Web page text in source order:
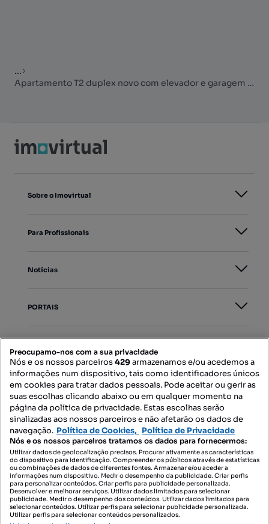
...
Apartamento T2 duplex novo com elevador e garagem em Ponte de Lima
Sobre o Imovirtual
Para Profissionais
Notícias
PORTAIS
Contacte-nos
SIGA-NOS:
DESCARREGAR NA:
Preocupamo-nos com a sua privacidade
Nós e os nossos parceiros429armazenamos e/ou acedemos a
informações num dispositivo, tais como identificadores únicos
em cookies para tratar dados pessoais. Pode aceitar ou gerir as
suas escolhas clicando abaixo ou em qualquer momento na
página da política de privacidade. Estas escolhas serão
sinalizadas aos nossos parceiros e não afetarão os dados de
navegação. Política de Cookies, Política de Privacidade
Nós e os nossos parceiros tratamos os dados para fornecermos:
Utilizar dados de geolocalização precisos. Procurar ativamente as características
do dispositivo para identificação. Compreender os públicos através de estatísticas
ou combinações de dados de diferentes fontes. Armazenar e/ou aceder a
informações num dispositivo. Medir o desempenho da publicidade. Criar perfis
para personalizar conteúdos. Criar perfis para publicidade personalizada.
Desenvolver e melhorar serviços. Utilizar dados limitados para selecionar
publicidade. Medir o desempenho dos conteúdos. Utilizar dados limitados para
selecionar conteúdos. Utilizar perfis para selecionar publicidade personalizada.
Utilizar perfis para selecionar conteúdos personalizados.